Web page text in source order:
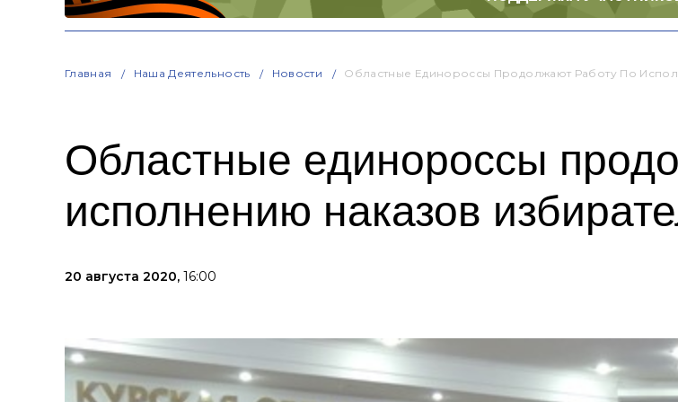
Главная Наша Деятельность Новости Областные Единороссы Продолжают Работу По
Областные единороссы
исполнению наказов
20 августа 2020, 16:00